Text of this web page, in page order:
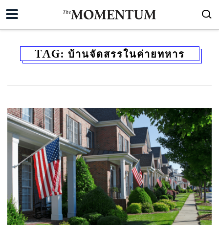
TAG: บ้านจัดสรรในค่ายทหาร